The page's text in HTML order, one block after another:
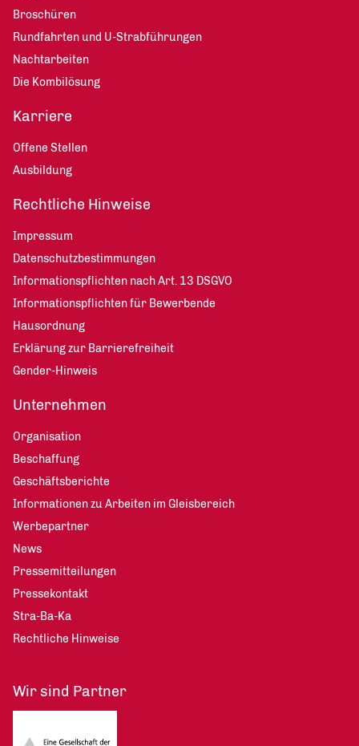
Broschüren
Rundfahrten und U-Strabführungen
Nachtarbeiten
Die Kombilösung
Karriere
Offene Stellen
Ausbildung
Rechtliche Hinweise
Impressum
Datenschutzbestimmungen
Informationspflichten nach Art. 13 DSGVO
Informationspflichten für Bewerbende
Hausordnung
Erklärung zur Barrierefreiheit
Gender-Hinweis
Unternehmen
Organisation
Beschaffung
Geschäftsberichte
Informationen zu Arbeiten im Gleisbereich
Werbepartner
News
Pressemitteilungen
Pressekontakt
Stra-Ba-Ka
Rechtliche Hinweise
Wir sind Partner